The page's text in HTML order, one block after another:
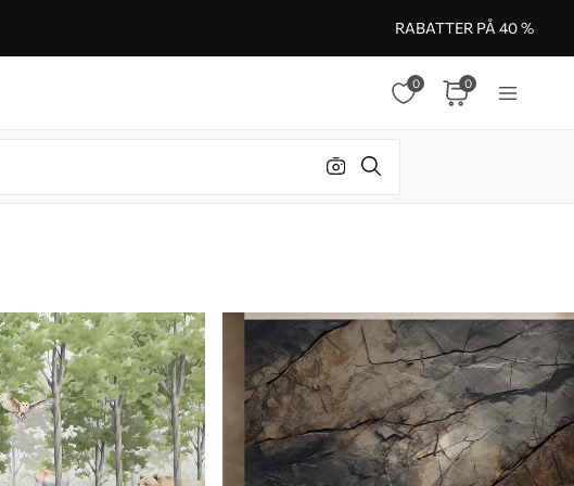
RABATTER PÅ 40 %
0 0